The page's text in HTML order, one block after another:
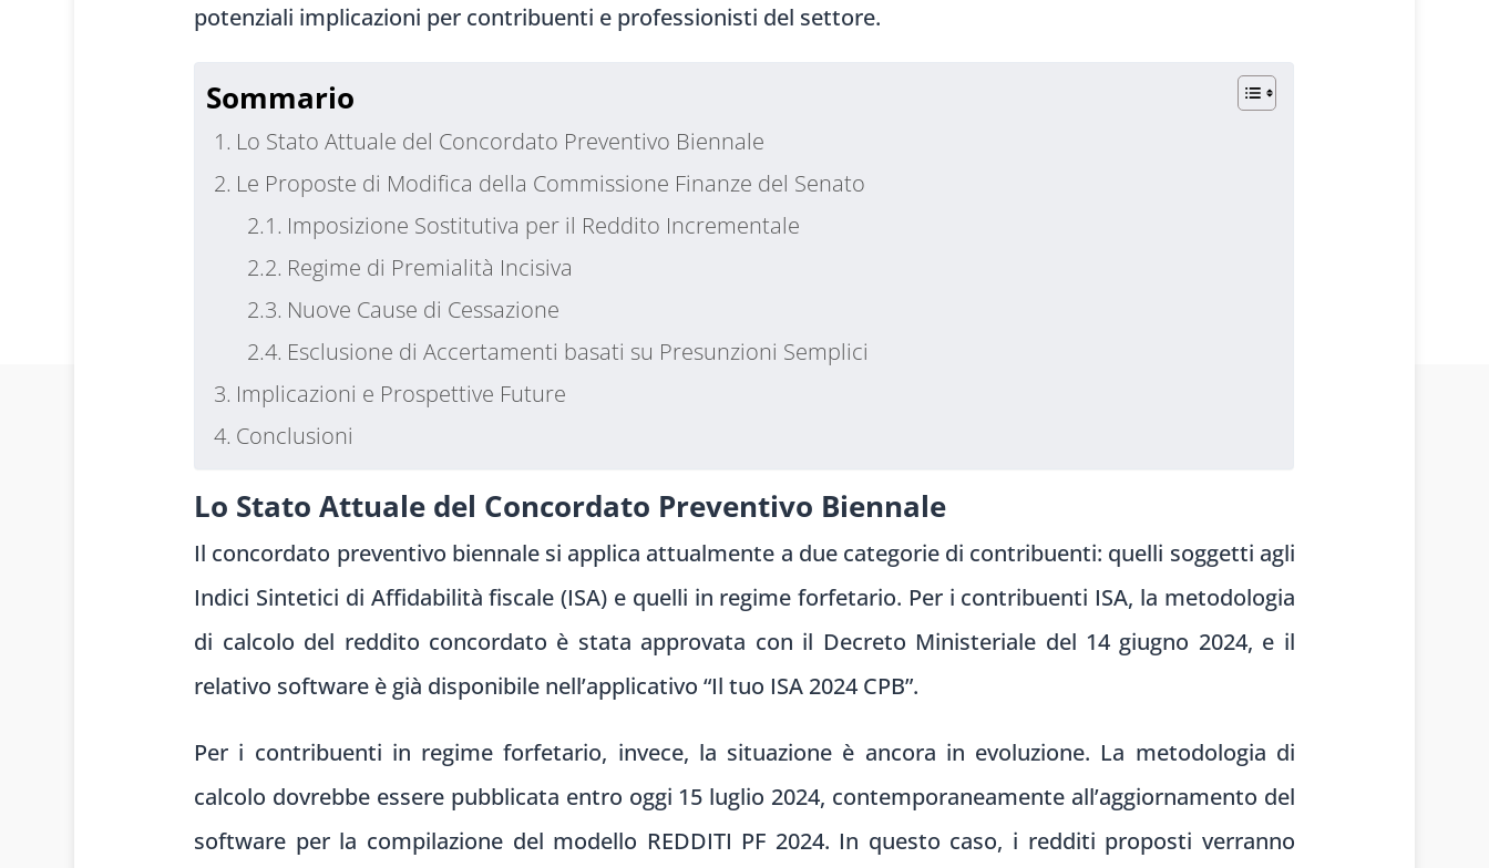
potenziali implicazioni per contribuenti e professionisti del settore.
Sommario
Lo Stato Attuale del Concordato Preventivo Biennale
Le Proposte di Modifica della Commissione Finanze del Senato
Imposizione Sostitutiva per il Reddito Incrementale
Regime di Premialità Incisiva
Nuove Cause di Cessazione
Esclusione di Accertamenti basati su Presunzioni Semplici
Implicazioni e Prospettive Future
Conclusioni
Lo Stato Attuale del Concordato Preventivo Biennale
Il concordato preventivo biennale si applica attualmente a due categorie di contribuenti: quelli soggetti agli
Indici Sintetici di Affidabilità fiscale (ISA) e quelli in regime forfetario. Per i contribuenti ISA, la metodologia
di calcolo del reddito concordato è stata approvata con il Decreto Ministeriale del 14 giugno 2024, e il
relativo software è già disponibile nell’applicativo “Il tuo ISA 2024 CPB”.
Per i contribuenti in regime forfetario, invece, la situazione è ancora in evoluzione. La metodologia di
calcolo dovrebbe essere pubblicata entro oggi 15 luglio 2024, contemporaneamente all’aggiornamento del
software per la compilazione del modello REDDITI PF 2024. In questo caso, i redditi proposti verranno